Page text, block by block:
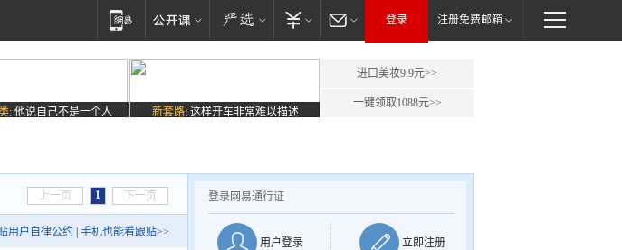
登录 注册免费邮箱
: 他说自己不是一个人 新套路: 这样开车非常难以描述
进口美妆9.9元>>
一键领取1088元>>
上一页 1 下一页
用户自律公约 手机也能看跟贴>>
登录网易通行证
用户登录 立即注册